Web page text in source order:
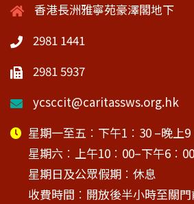
香港長洲雅寧苑豪澤閣地下
2981 1441
2981 5937
ycsccit@caritassws.org.hk
星期一至五︰下午1︰30 –晚上
星期六︰上午10︰00–下午6︰00
星期日及公眾假期︰休息
收費時間︰開放後半小時至關